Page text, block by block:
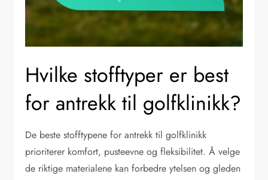
Hvilke stofftyper er best
for antrekk til golfklinikk?
De beste stofftypene for antrekk til golfklinikk
prioriterer komfort, pusteevne og fleksibilitet. Å velge
de riktige materialene kan forbedre ytelsen og gleden